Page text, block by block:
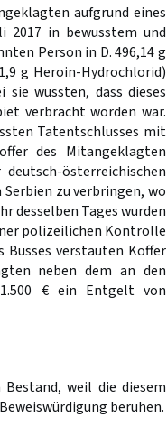
aufgrund eines
in bewusstem und
Person in D. 496,14 g
g Heroin-Hydrochlorid)
wussten, dass dieses
verbracht worden war.
Tatentschlusses mit
des Mitangeklagten
österreichischen
zu verbringen, wo
desselben Tages wurden
polizeilichen Kontrolle
Busses verstauten Koffer
neben dem an den
€ ein Entgelt von
weil die diesem
beruhen.